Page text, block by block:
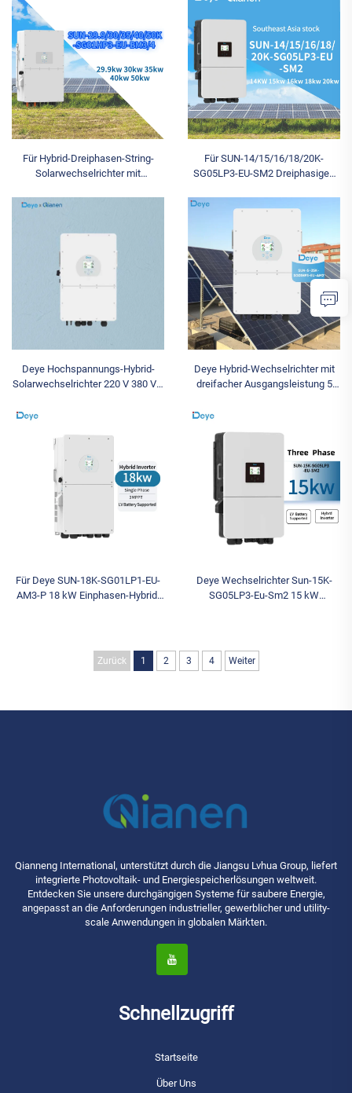
Inversor Einphasig 4MPPT Haus-
Solarpanelsystem Einphasig 15
Für Hybrid-Dreiphasen-String-
Solarwechselrichter mit
29.9/30/35/40/50K-SG01HP3-EU-
Für SUN-14/15/16/18/20K-
SG05LP3-EU-SM2 Dreiphasigen
Solarwechselrichter 14–20 kW
Deye Hochspannungs-Hybrid-
Solarwechselrichter 220 V 380 V 6
Großhandelspreis
Deye Hybrid-Wechselrichter mit
dreifacher Ausgangsleistung 5
Gewerbeanwendungen mit
Für Deye SUN-18K-SG01LP1-EU-
AM3-P 18 kW Einphasen-Hybrid-
Deye Wechselrichter Sun-15K-
SG05LP3-Eu-Sm2 15 kW
Zurück 1 2 3 4 Weiter
Qianneng International, unterstützt durch die Jiangsu Lvhua Group, liefert
integrierte Photovoltaik- und Energiespeicherlösungen weltweit.
Entdecken Sie unsere durchgängigen Systeme für saubere Energie,
angepasst an die Anforderungen industrieller, gewerblicher und utility-
scale Anwendungen in globalen Märkten.
Schnellzugriff
Startseite
Über Uns